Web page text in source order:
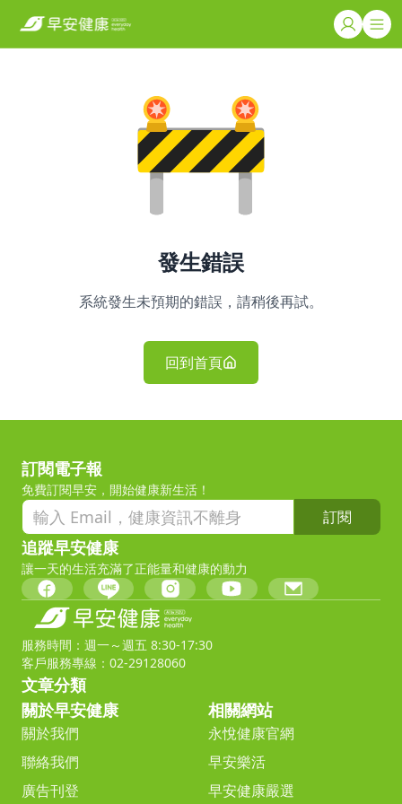
發生錯誤
系統發生未預期的錯誤，請稍後再試。
回到首頁
訂閱電子報
免費訂閱早安，開始健康新生活！
訂閱
追蹤早安健康
讓一天的生活充滿了正能量和健康的動力
服務時間：週一～週五 8:30-17:30
客戶服務專線：02-29128060
文章分類
關於早安健康
關於我們
聯絡我們
廣告刊登
相關網站
永悅健康官網
早安樂活
早安健康嚴選